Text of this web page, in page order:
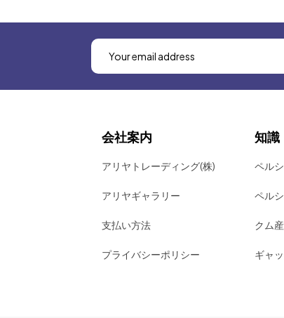
会社案内
アリヤトレーディング(株)
アリヤギャラリー
支払い方法
プライバシーポリシー
知識
ペル
ペル
クム
ギャ